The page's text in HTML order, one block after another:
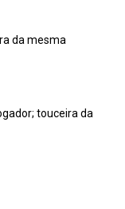
da mesma
touceira da